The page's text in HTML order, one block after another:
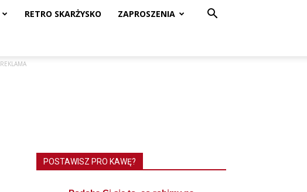
RETRO SKARŻYSKO ZAPROSZENIA
REKLAMA
POSTAWISZ PRO KAWĘ?